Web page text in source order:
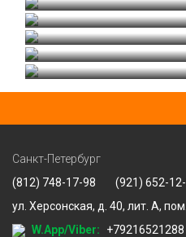
Ресепшн на
Ресепшн на заказ
Санкт-Петербург
(812) 748-17-98
(921) 652-
ул. Херсонская, д. 40, лит. А,
W.App/Viber:
+79216521288